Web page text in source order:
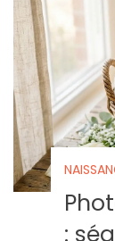
: